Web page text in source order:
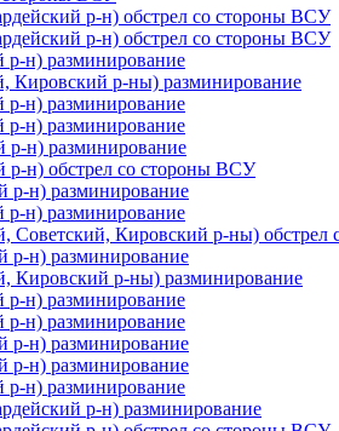
р-н) обстрел со стороны ВСУ
р-н) обстрел со стороны ВСУ
р-н) разминирование
Кировский р-ны) разминирование
р-н) разминирование
р-н) разминирование
р-н) разминирование
р-н) обстрел со стороны ВСУ
р-н) разминирование
р-н) разминирование
Советский, Кировский р-ны)
р-н) разминирование
Кировский р-ны) разминирование
р-н) разминирование
р-н) разминирование
р-н) разминирование
р-н) разминирование
р-н) разминирование
р-н) разминирование